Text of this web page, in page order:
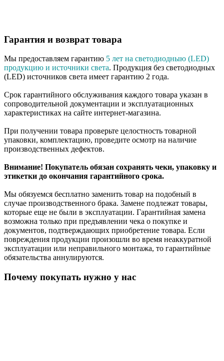
Гарантия и возврат товара
Мы предоставляем гарантию 5 лет на светодиодныю (LED)
продукцию и источники света. Продукция без светодиодных
(LED) источников света имеет гарантию 2 года.
Срок гарантийного обслуживания каждого товара указан в
сопроводительной документации и эксплуатационных
характеристиках на сайте интернет-магазина.
При получении товара проверьте целостность товарной
упаковки, комплектацию, проведите осмотр на наличие
производственных дефектов.
Внимание! Покупатель обязан сохранять чеки, упаковку и
этикетки до окончания гарантийного срока.
Мы обязуемся бесплатно заменить товар на подобный в
случае производственного брака. Замене подлежат товары,
которые еще не были в эксплуатации. Гарантийная замена
возможна только при предъявлении чека о покупке и
документов, подтверждающих приобретение товара. Если
повреждения продукции произошли во время неаккуратной
эксплуатации или неправильного монтажа, то гарантийные
обязательства аннулируются.
Почему покупать нужно у нас